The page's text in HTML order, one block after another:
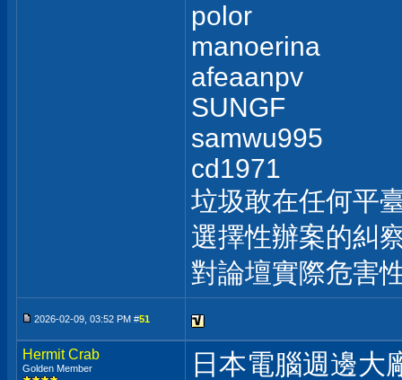
polor
manoerina
afeaanpv
SUNGF
samwu995
cd1971
垃圾敢在任何平
選擇性辦案的糾
對論壇實際危害
2026-02-09, 03:52 PM #51
Hermit Crab
Golden Member
日本電腦週邊大